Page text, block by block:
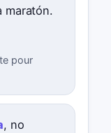
maratón.
pour
, no